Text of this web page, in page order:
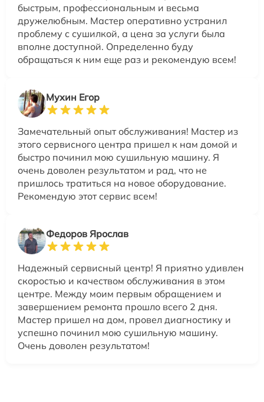
быстрым, профессиональным и весьма
дружелюбным. Мастер оперативно устранил
проблему с сушилкой, а цена за услуги была
вполне доступной. Определенно буду
обращаться к ним еще раз и рекомендую всем!
Мухин Егор
Замечательный опыт обслуживания! Мастер из
этого сервисного центра пришел к нам домой и
быстро починил мою сушильную машину. Я
очень доволен результатом и рад, что не
пришлось тратиться на новое оборудование.
Рекомендую этот сервис всем!
Федоров Ярослав
Надежный сервисный центр! Я приятно удивлен
скоростью и качеством обслуживания в этом
центре. Между моим первым обращением и
завершением ремонта прошло всего 2 дня.
Мастер пришел на дом, провел диагностику и
успешно починил мою сушильную машину.
Очень доволен результатом!